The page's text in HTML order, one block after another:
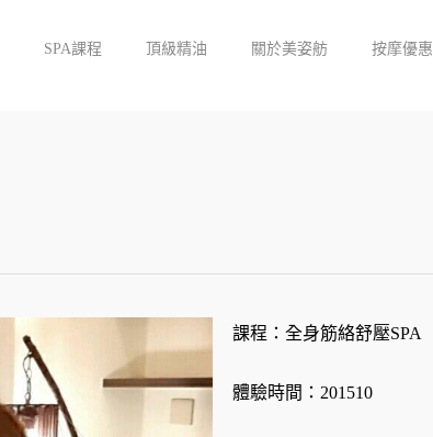
SPA課程 頂級精油 關於美姿舫 按摩優惠
課程：全身筋絡舒壓SPA
體驗時間：201510